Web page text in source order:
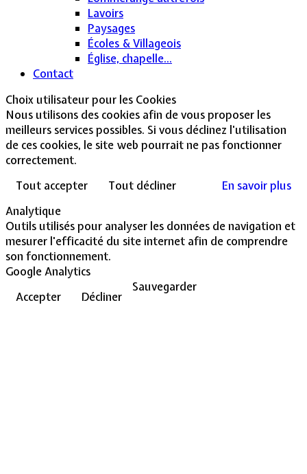
Lavoirs
Paysages
Écoles & Villageois
Église, chapelle...
Contact
Choix utilisateur pour les Cookies
Nous utilisons des cookies afin de vous proposer les
meilleurs services possibles. Si vous déclinez l'utilisation
de ces cookies, le site web pourrait ne pas fonctionner
correctement.
Tout accepter
Tout décliner
En savoir plus
Analytique
Outils utilisés pour analyser les données de navigation et
mesurer l'efficacité du site internet afin de comprendre
son fonctionnement.
Google Analytics
Accepter
Décliner
Sauvegarder